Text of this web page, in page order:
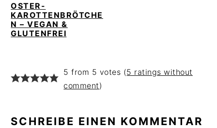
OSTER-
KAROTTENBRÖTCHE
N – VEGAN &
GLUTENFREI
READER
INTERACTIONS
5 from 5 votes (5 ratings without
comment)
SCHREIBE EINEN KOMMENTAR